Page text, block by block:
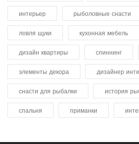
интерьер рыболовные снасти
ловля щуки кухонная мебель
дизайн квартиры спиннинг
элементы декора дизайнер
снасти для рыбалки история
спальня приманки